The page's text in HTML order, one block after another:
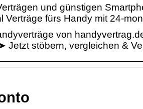
und günstigen
Verträge fürs Handy mit 24-
von
Jetzt stöbern, vergleichen &